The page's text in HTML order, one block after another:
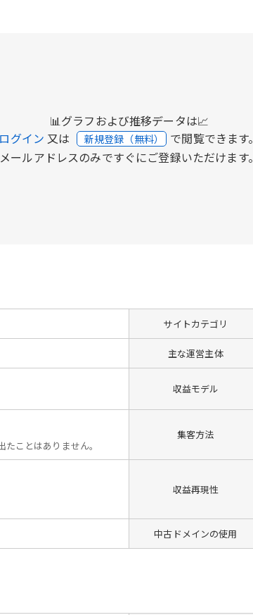
📊グラフおよび推移データは📈
ログイン 又は 新規登録（無料） で閲覧できます。
メールアドレスのみですぐにご登録いただけます。
サイトカテゴリ
主な運営主体
収益モデル
ことはありません。
集客方法
収益再現性
中古ドメインの使用